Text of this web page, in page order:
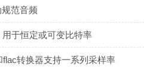
范音频
于恒定或可变比特率
flac转换器支持一系列采样率